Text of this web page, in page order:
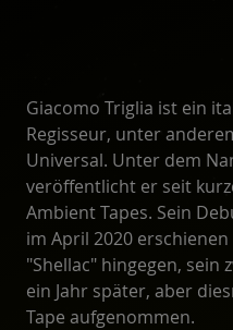
Giacomo Triglia ist ein
Regisseur, unter
Universal. Unter dem
veröffentlicht er seit
Ambient Tapes. Sein
im April 2020
"Shellac" hingegen, sein
ein Jahr später, aber
Tape aufgenommen.